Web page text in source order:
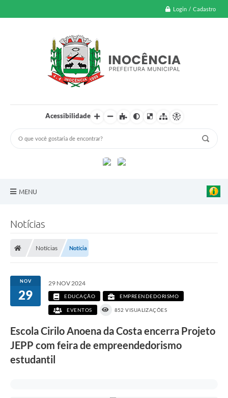
Login / Cadastro
Acessibilidade
MENU
Transparência Pública
Notícias
Legislação
Diário Oficial
Renuncia de Receita
Galeria de Fotos
Notícias
Notícias Notícia
NOV
29
29 NOV 2024
EDUCAÇÃO EMPREENDEDORISMO
EVENTOS 852 VISUALIZAÇÕES
Escola Cirilo Anoena da Costa encerra Projeto
JEPP com feira de empreendedorismo
estudantil